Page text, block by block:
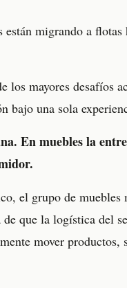
migrando a
mayores desafíos
bajo una sola
En muebles la
el grupo de muebles
que la logística del
mover productos,